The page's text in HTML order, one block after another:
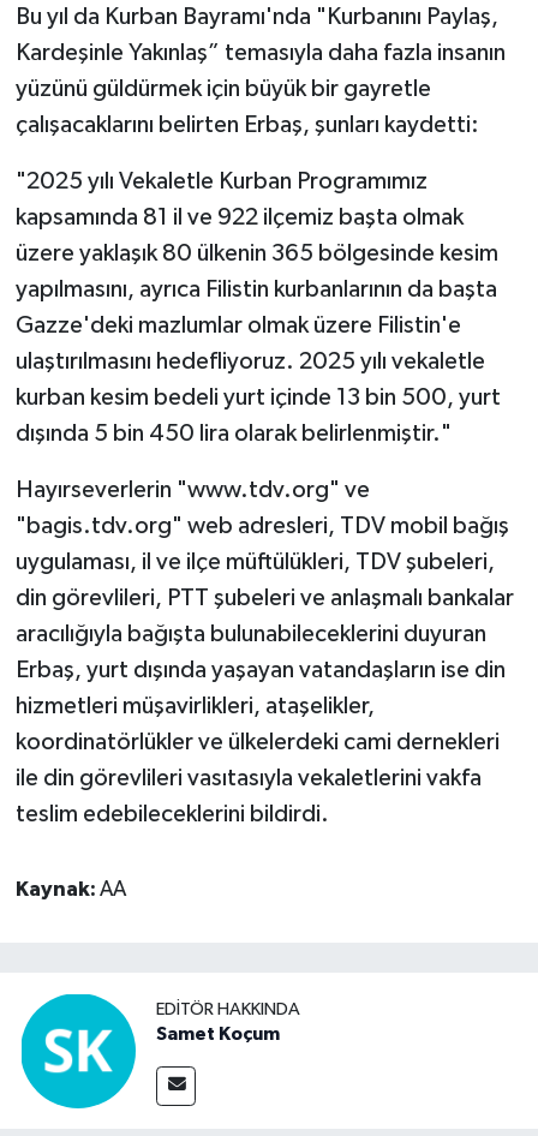
Bu yıl da Kurban Bayramı'nda "Kurbanını Paylaş,
Kardeşinle Yakınlaş” temasıyla daha fazla insanın
yüzünü güldürmek için büyük bir gayretle
çalışacaklarını belirten Erbaş, şunları kaydetti:
"2025 yılı Vekaletle Kurban Programımız
kapsamında 81 il ve 922 ilçemiz başta olmak
üzere yaklaşık 80 ülkenin 365 bölgesinde kesim
yapılmasını, ayrıca Filistin kurbanlarının da başta
Gazze'deki mazlumlar olmak üzere Filistin'e
ulaştırılmasını hedefliyoruz. 2025 yılı vekaletle
kurban kesim bedeli yurt içinde 13 bin 500, yurt
dışında 5 bin 450 lira olarak belirlenmiştir."
Hayırseverlerin "www.tdv.org" ve
"bagis.tdv.org" web adresleri, TDV mobil bağış
uygulaması, il ve ilçe müftülükleri, TDV şubeleri,
din görevlileri, PTT şubeleri ve anlaşmalı bankalar
aracılığıyla bağışta bulunabileceklerini duyuran
Erbaş, yurt dışında yaşayan vatandaşların ise din
hizmetleri müşavirlikleri, ataşelikler,
koordinatörlükler ve ülkelerdeki cami dernekleri
ile din görevlileri vasıtasıyla vekaletlerini vakfa
teslim edebileceklerini bildirdi.
Kaynak: AA
EDITÖR HAKKINDA
Samet Koçum